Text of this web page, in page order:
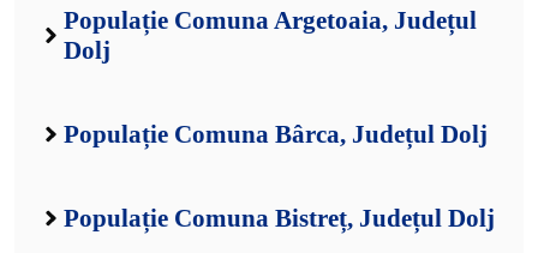
Populație Comuna Argetoaia, Județul
Dolj
Populație Comuna Bârca, Județul Dolj
Populație Comuna Bistreț, Județul Dolj